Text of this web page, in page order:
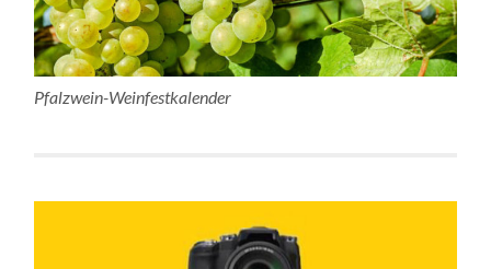
Pfalzwein-Weinfestkalender